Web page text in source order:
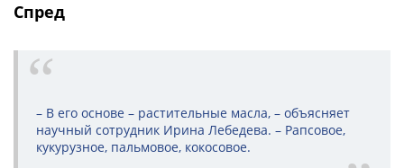
Спред
– В его основе – растительные масла, – объясняет
научный сотрудник Ирина Лебедева. – Рапсовое,
кукурузное, пальмовое, кокосовое.